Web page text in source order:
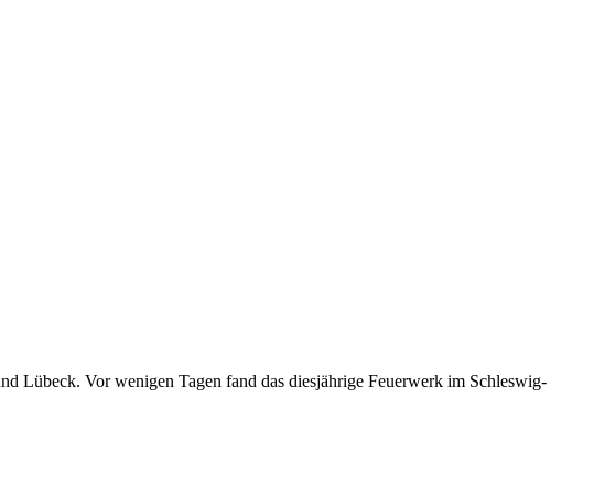
Lübeck. Vor wenigen Tagen fand das diesjährige Feuerwerk im Schleswig-